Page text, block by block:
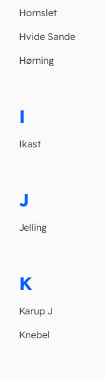
Hornslet
Hvide Sande
Hørning
I
Ikast
J
Jelling
K
Karup J
Knebel